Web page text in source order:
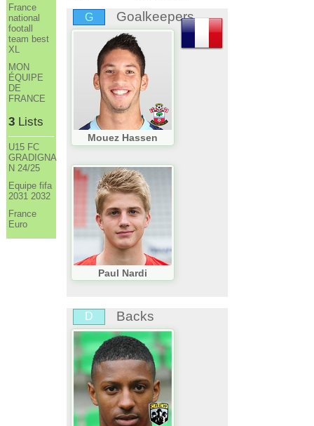
France
national
footall
team best
XL
MON
ÉQUIPE
DE
FRANCE
3Lists
U15 FC
GRADIGNA
N 24/25
Equipe fifa
2031 2032
France
Euro
G Goalkeepers
Mouez Hassen
Paul Nardi
D Backs